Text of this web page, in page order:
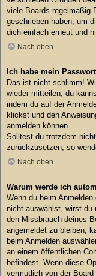
viele Boards regelmäßig
geschrieben haben, um
dich einfach erneut und
Nach oben
Ich habe mein
Das ist nicht schlimm!
wieder mitteilen, du
indem du auf der
klickst und den
anmelden können.
Solltest du trotzdem
zurückzusetzen, so
Nach oben
Warum werde ich
Wenn du beim Anmelden
nicht auswählst, wirst du
den Missbrauch deines
angemeldet zu bleiben,
beim Anmelden
an einem öffentlichen
befindest. Wenn diese
vermutlich von der